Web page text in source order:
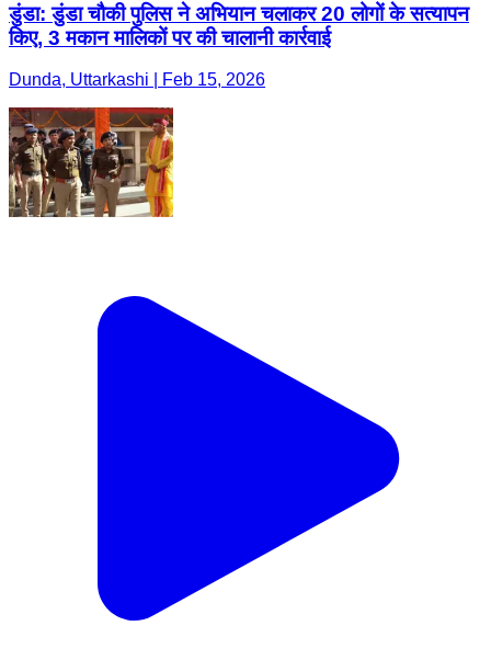
डुंडा: डुंडा चौकी पुलिस ने अभियान चलाकर 20 लोगों के सत्यापन
किए, 3 मकान मालिकों पर की चालानी कार्रवाई
Dunda, Uttarkashi | Feb 15, 2026